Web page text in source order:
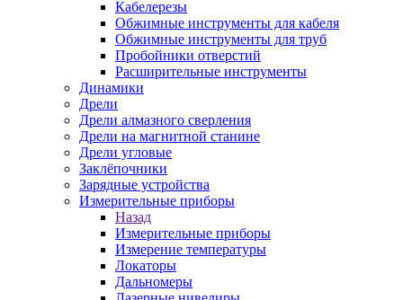
Кабелерезы
Обжимные инструменты для кабеля
Обжимные инструменты для труб
Пробойники отверстий
Расширительные инструменты
Динамики
Дрели
Дрели алмазного сверления
Дрели на магнитной станине
Дрели угловые
Заклёпочники
Зарядные устройства
Измерительные приборы
Назад
Измерительные приборы
Измерение температуры
Локаторы
Дальномеры